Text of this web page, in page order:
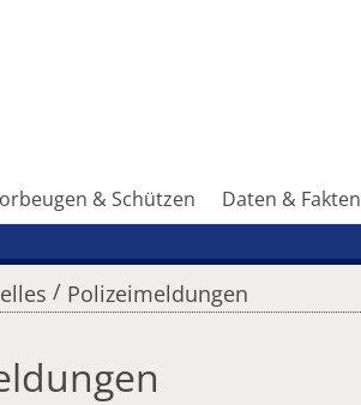
& Schützen Daten & Fakten
/ Polizeimeldungen